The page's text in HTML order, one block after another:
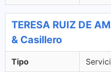
TERESA RUIZ DE
& Casillero
Tipo